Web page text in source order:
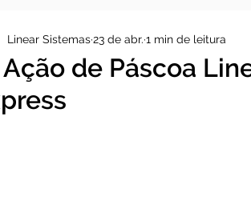
Ação de Páscoa
Linear Sistemas23 de abr. 1 min de leitura